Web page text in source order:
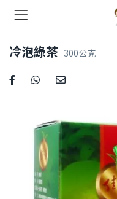
冷泡綠茶 300公克